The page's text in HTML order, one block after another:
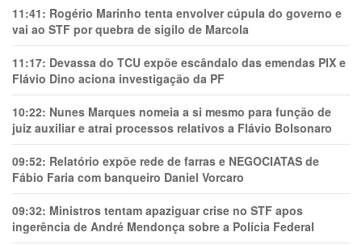
11:41: Rogério Marinho tenta envolver cúpula do governo e
vai ao STF por quebra de sigilo de Marcola
11:17: Devassa do TCU expõe escândalo das emendas PIX e
Flávio Dino aciona investigação da PF
10:22: Nunes Marques nomeia a si mesmo para função de
juiz auxiliar e atrai processos relativos a Flávio Bolsonaro
09:52: Relatório expõe rede de farras e NEGOCIATAS de
Fábio Faria com banqueiro Daniel Vorcaro
09:32: Ministros tentam apaziguar crise no STF apos
ingerência de André Mendonça sobre a Polícia Federal